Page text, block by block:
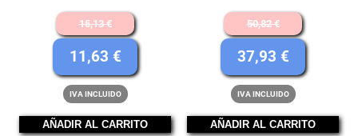
15,13€
El
precio
original
15,13 €.
11,63 €
El
precio
es:
IVA INCLUIDO
AÑADIR AL CARRITO
50,82€
El
precio
original
50,82 €.
37,93 €
El
precio
es:
IVA INCLUIDO
AÑADIR AL CARRITO